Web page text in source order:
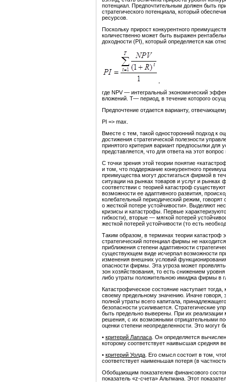
потенциал. Предпочтительным должен быть
стратегического потенциала, который
ресурсов.
Поскольку прирост конкурентного
количественно может быть выражен
доходности (PI), который определяется как
где NPV — интегральный экономический
вложений. Т— период, в течение которого
Предпочтение отдается варианту,
PI => max.
Вместе с тем, такой односторонний подход к
достижения стратегической полезности
принятого критерия вариант предпосылки
представляется, что для ответа на этот
С точки зрения этой теории понятие
и том, что поддержание конкурентного
преимущества могут достигаться фир­мой в
ситуации на рынках товаров и услуг и рынках
соответствии с теорией ката­строф
возможности ее адаптивного разви­тия,
колебательный периодический режим,
о жесткой потере устойчиво­сти». Выделяют
кризисы и ката­строфы. Первые
гибкости), вто­рые — мягкой потерей
жесткой по­терей устойчивости (то есть
Таким образом, в терминах теории катастроф
стратегический потенциал фирмы не
приближения степени адаптивности
существующем виде исчерпал возможности
изменения внешних условий
опасности фирмы. Эта угроза может
зон хозяйствования, то есть снижением
либо утраты положительною имиджа фирмы в
Катастрофическое состояние наступает
своему предельному значению. Иначе
полной утраты всего капитала,
безопасности усиливается. Стратегические
быть предельно выверены. При их
решения, с их возможными отрицательными
оценки степени неопределенности. Это могут
• критерий Лапласа . Он определяется
которому соответствует наивысшая средняя
• критерий Уолда . Его смысл состоит в том,
соответствует наименьшая потеря (в
Обобщающим показателем финансового
показатель «z-счета» Альтмана. Этот